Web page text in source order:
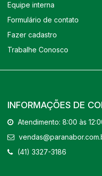
Equipe interna
Formulário de contato
Fazer cadastro
Trabalhe Conosco
INFORMAÇÕES DE
Atendimento: 8:00 às
(41) 3327-3186